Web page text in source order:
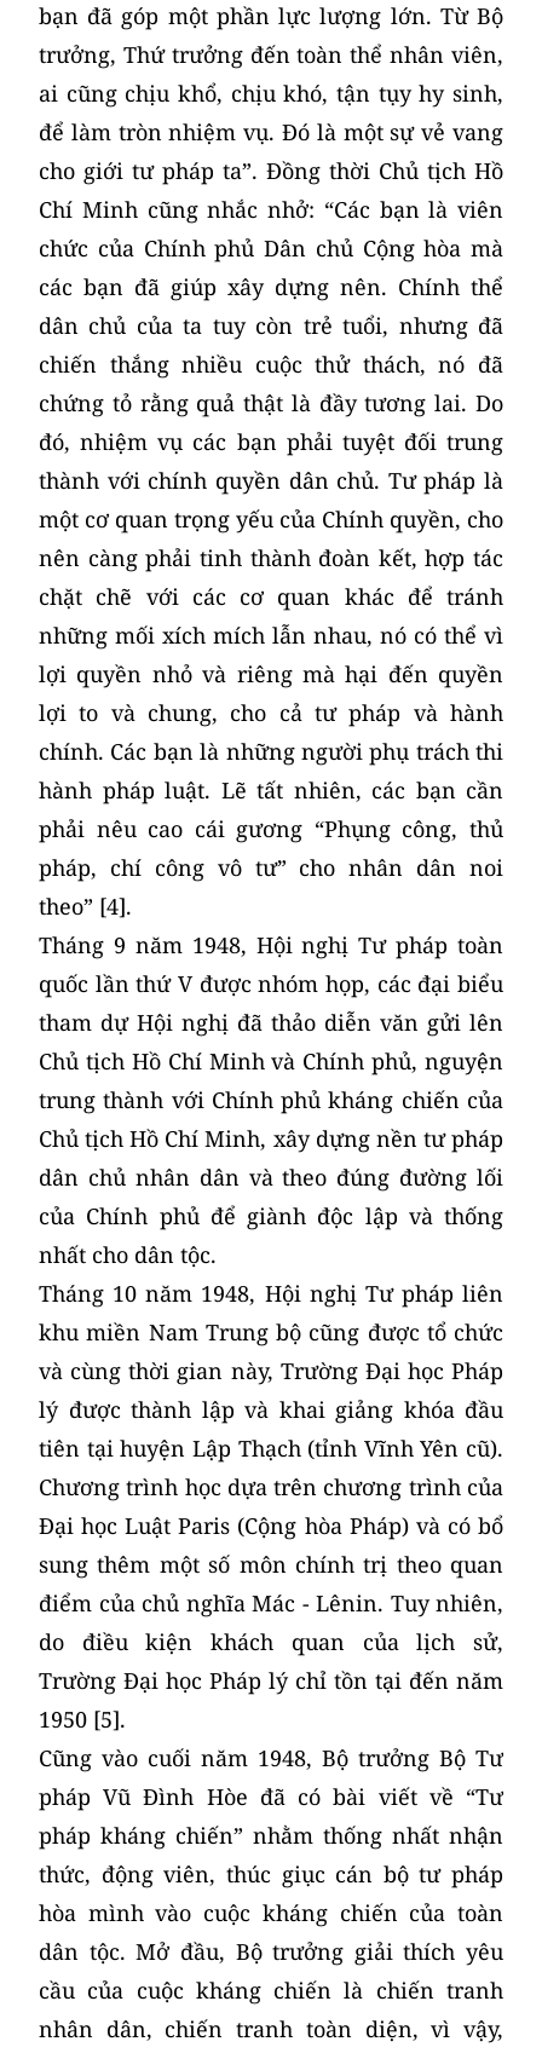
bạn đã góp một phần lực lượng lớn. Từ Bộ
trưởng, Thứ trưởng đến toàn thể nhân viên,
ai cũng chịu khổ, chịu khó, tận tụy hy sinh,
để làm tròn nhiệm vụ. Đó là một sự vẻ vang
cho giới tư pháp ta”. Đồng thời Chủ tịch Hồ
Chí Minh cũng nhắc nhở: “Các bạn là viên
chức của Chính phủ Dân chủ Cộng hòa mà
các bạn đã giúp xây dựng nên. Chính thể
dân chủ của ta tuy còn trẻ tuổi, nhưng đã
chiến thắng nhiều cuộc thử thách, nó đã
chứng tỏ rằng quả thật là đầy tương lai. Do
đó, nhiệm vụ các bạn phải tuyệt đối trung
thành với chính quyền dân chủ. Tư pháp là
một cơ quan trọng yếu của Chính quyền, cho
nên càng phải tinh thành đoàn kết, hợp tác
chặt chẽ với các cơ quan khác để tránh
những mối xích mích lẫn nhau, nó có thể vì
lợi quyền nhỏ và riêng mà hại đến quyền
lợi to và chung, cho cả tư pháp và hành
chính. Các bạn là những người phụ trách thi
hành pháp luật. Lẽ tất nhiên, các bạn cần
phải nêu cao cái gương “Phụng công, thủ
pháp, chí công vô tư” cho nhân dân noi
theo” [4].
Tháng 9 năm 1948, Hội nghị Tư pháp toàn
quốc lần thứ V được nhóm họp, các đại biểu
tham dự Hội nghị đã thảo diễn văn gửi lên
Chủ tịch Hồ Chí Minh và Chính phủ, nguyện
trung thành với Chính phủ kháng chiến của
Chủ tịch Hồ Chí Minh, xây dựng nền tư pháp
dân chủ nhân dân và theo đúng đường lối
của Chính phủ để giành độc lập và thống
nhất cho dân tộc.
Tháng 10 năm 1948, Hội nghị Tư pháp liên
khu miền Nam Trung bộ cũng được tổ chức
và cùng thời gian này, Trường Đại học Pháp
lý được thành lập và khai giảng khóa đầu
tiên tại huyện Lập Thạch (tỉnh Vĩnh Yên cũ).
Chương trình học dựa trên chương trình của
Đại học Luật Paris (Cộng hòa Pháp) và có bổ
sung thêm một số môn chính trị theo quan
điểm của chủ nghĩa Mác - Lênin. Tuy nhiên,
do điều kiện khách quan của lịch sử,
Trường Đại học Pháp lý chỉ tồn tại đến năm
1950 [5].
Cũng vào cuối năm 1948, Bộ trưởng Bộ Tư
pháp Vũ Đình Hòe đã có bài viết về “Tư
pháp kháng chiến” nhằm thống nhất nhận
thức, động viên, thúc giục cán bộ tư pháp
hòa mình vào cuộc kháng chiến của toàn
dân tộc. Mở đầu, Bộ trưởng giải thích yêu
cầu của cuộc kháng chiến là chiến tranh
nhân dân, chiến tranh toàn diện, vì vậy,